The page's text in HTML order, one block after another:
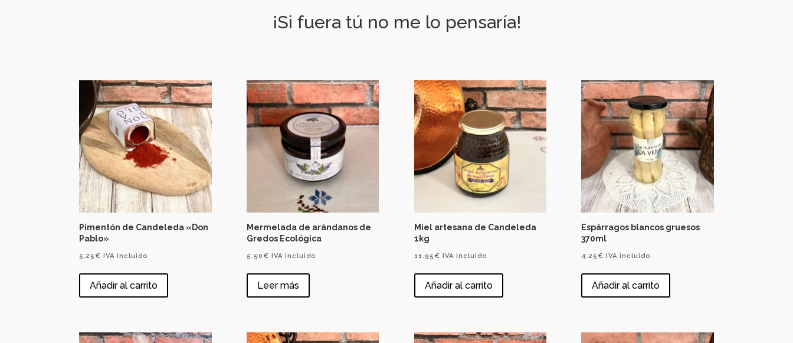
¡Si fuera tú no me lo pensaría!
Pimentón de Candeleda «Don
Pablo»
5.25 € IVA incluido
Añadir al carrito
Mermelada de arándanos de
Gredos Ecológica
5.50 € IVA incluido
Leer más
Miel artesana de Candeleda
1kg
11.95 € IVA incluido
Añadir al carrito
Espárragos blancos gruesos
370ml
4.25 € IVA incluido
Añadir al carrito